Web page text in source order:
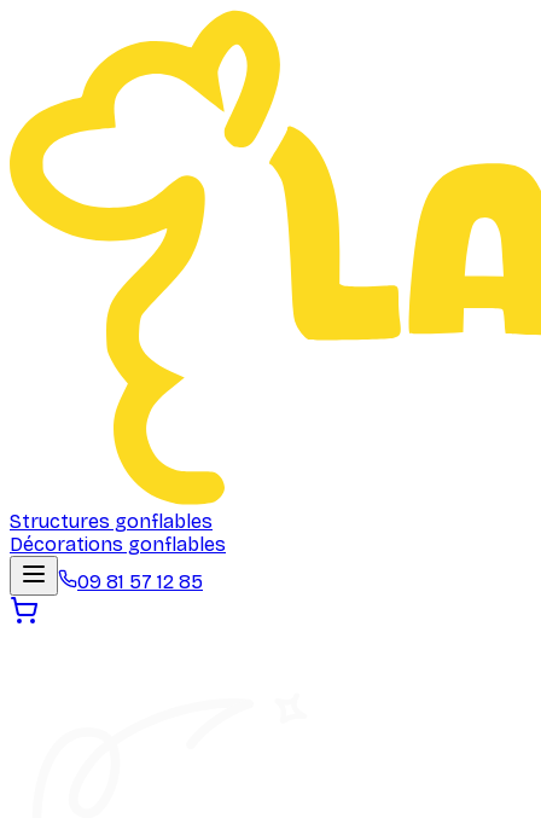
Structures gonflables
Décorations gonflables
09 81 57 12 85